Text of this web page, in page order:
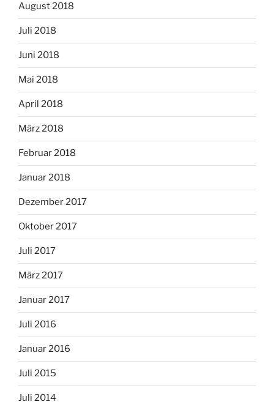
August 2018
Juli 2018
Juni 2018
Mai 2018
April 2018
März 2018
Februar 2018
Januar 2018
Dezember 2017
Oktober 2017
Juli 2017
März 2017
Januar 2017
Juli 2016
Januar 2016
Juli 2015
Juli 2014